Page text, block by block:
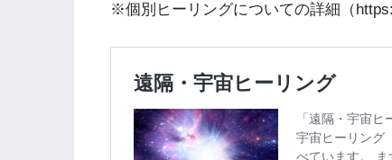
※個別ヒーリングについての詳細（